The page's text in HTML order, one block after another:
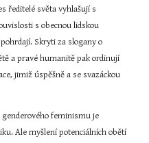
ředitelé světa vyhlašují s
s obecnou lidskou
Skryti za slogany o
a pravé humanitě pak ordinují
jimiž úspěšně a se svazáckou
feminismu je
Ale myšlení potenciálních obětí